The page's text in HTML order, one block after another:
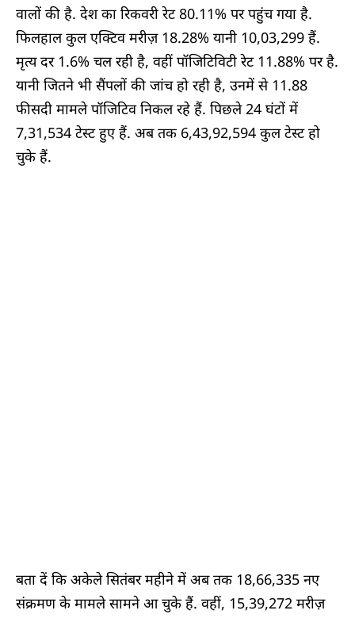
वालों की है. देश का रिकवरी रेट 80.11% पर पहुंच गया है.
फिलहाल कुल एक्टिव मरीज़ 18.28% यानी 10,03,299 हैं.
मृत्य दर 1.6% चल रही है, वहीं पॉजिटिविटी रेट 11.88% पर है.
यानी जितने भी सैंपलों की जांच हो रही है, उनमें से 11.88
फीसदी मामले पॉजिटिव निकल रहे हैं. पिछले 24 घंटों में
7,31,534 टेस्ट हुए हैं. अब तक 6,43,92,594 कुल टेस्ट हो
चुके हैं.
बता दें कि अकेले सितंबर महीने में अब तक 18,66,335 नए
संक्रमण के मामले सामने आ चुके हैं. वहीं, 15,39,272 मरीज़